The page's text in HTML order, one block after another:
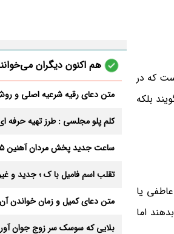
که در
بلکه
یا
اما
هم اکنون دیگران
متن دعای رقیه شرعیه اصلی و
کلم پلو مجلسی : طرز تهیه حرفه
تقلب اسم فامیل با ک ؛ جدید و
متن دعای کمیل و زمان خواندن آن
بلایی که سوسک سر زوج جوان